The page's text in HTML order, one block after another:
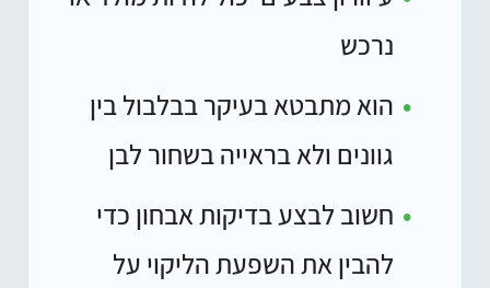
נרכש
הוא מתבטא בעיקר בבלבול בין
גוונים ולא בראייה בשחור לבן
חשוב לבצע בדיקות אבחון כדי
להבין את השפעת הליקוי על